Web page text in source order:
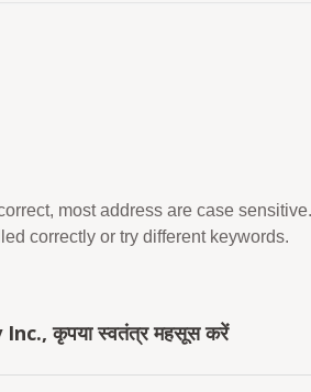
most address are case sensitive.
correctly or try different keywords.
कृपया स्वतंत्र महसूस करें